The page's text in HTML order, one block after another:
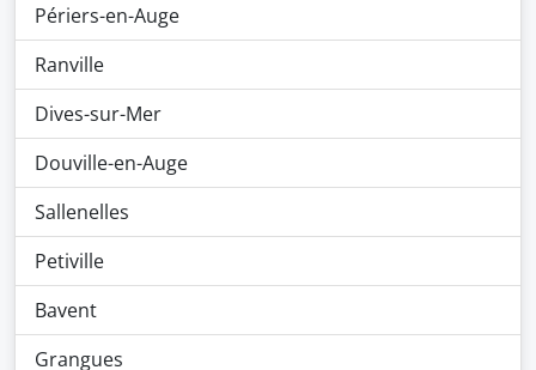
Périers-en-Auge
Ranville
Dives-sur-Mer
Douville-en-Auge
Sallenelles
Petiville
Bavent
Grangues